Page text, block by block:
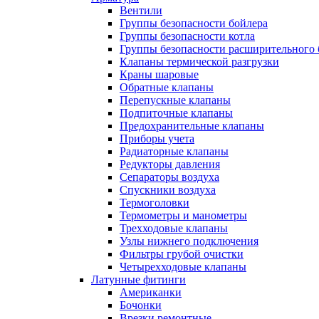
Вентили
Группы безопасности бойлера
Группы безопасности котла
Группы безопасности расширительного
Клапаны термической разгрузки
Краны шаровые
Обратные клапаны
Перепускные клапаны
Подпиточные клапаны
Предохранительные клапаны
Приборы учета
Радиаторные клапаны
Редукторы давления
Сепараторы воздуха
Спускники воздуха
Термоголовки
Термометры и манометры
Трехходовые клапаны
Узлы нижнего подключения
Фильтры грубой очистки
Четырехходовые клапаны
Латунные фитинги
Американки
Бочонки